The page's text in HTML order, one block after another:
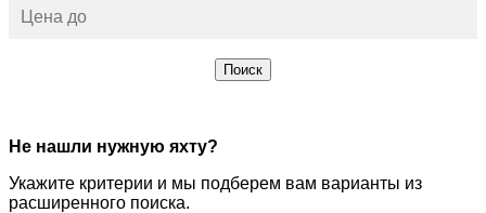
Поиск
Не нашли нужную яхту?
Укажите критерии и мы подберем вам варианты из
расширенного поиска.